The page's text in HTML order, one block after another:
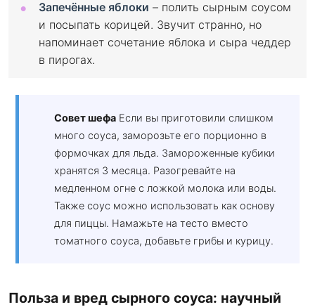
Запечённые яблоки – полить сырным соусом
и посыпать корицей. Звучит странно, но
напоминает сочетание яблока и сыра чеддер
в пирогах.
Совет шефа Если вы приготовили слишком
много соуса, заморозьте его порционно в
формочках для льда. Замороженные кубики
хранятся 3 месяца. Разогревайте на
медленном огне с ложкой молока или воды.
Также соус можно использовать как основу
для пиццы. Намажьте на тесто вместо
томатного соуса, добавьте грибы и курицу.
Польза и вред сырного соуса: научный